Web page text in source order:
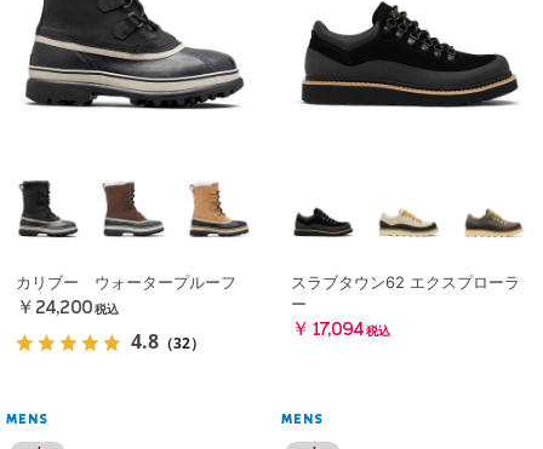
カリブー ウォータープルーフ
￥24,200 税込
4.8 （32）
スラブタウン62 エクスプローラ
ー
￥17,094 税込
MENS MENS